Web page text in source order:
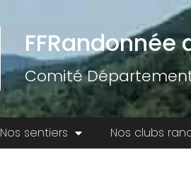
FFRandonnée
Comité
Nos sentiers Nos clubs